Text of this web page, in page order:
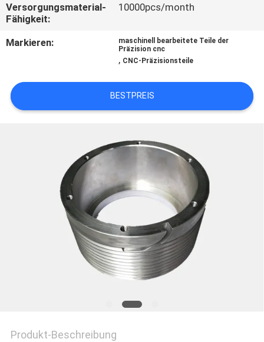
FÄLLE
SITEMAP
PRIVACY
POLICY
Versorgungsmaterial-
Fähigkeit:
10000pcs/month
Markieren:
maschinell bearbeitete Teile der
Präzision cnc
, CNC-Präzisionsteile
BESTPREIS
Produkt-Beschreibung